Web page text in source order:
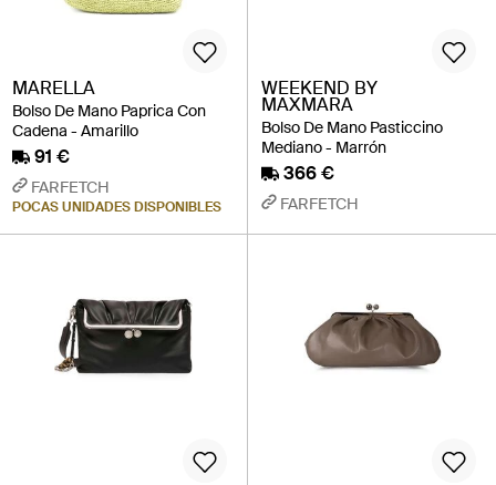
MARELLA
Bolso De Mano Paprica Con
Cadena - Amarillo
91 €
FARFETCH
POCAS UNIDADES DISPONIBLES
WEEKEND BY
MAXMARA
Bolso De Mano Pasticcino
Mediano - Marrón
366 €
FARFETCH